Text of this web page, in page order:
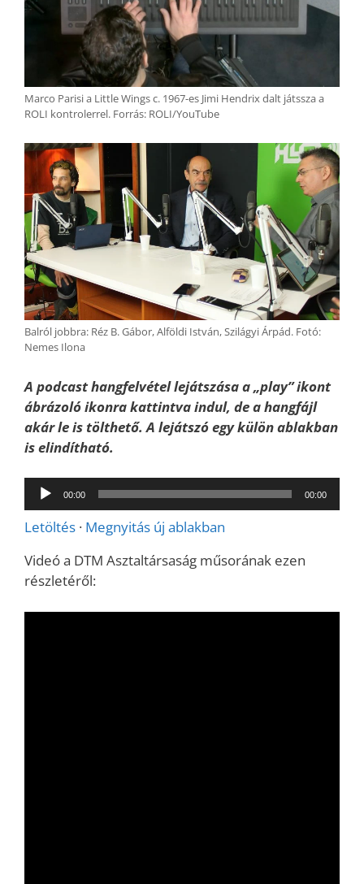
Marco Parisi a Little Wings c. 1967-es Jimi Hendrix dalt játssza a
ROLI kontrolerrel. Forrás: ROLI/YouTube
Balról jobbra: Réz B. Gábor, Alföldi István, Szilágyi Árpád. Fotó:
Nemes Ilona
A podcast hangfelvétel lejátszása a „play” ikont
ábrázoló ikonra kattintva indul, de a hangfájl
akár le is tölthető. A lejátszó egy külön ablakban
is elindítható.
Audió
lejátszó
00:00 00:00
Letöltés · Megnyitás új ablakban
Videó a DTM Asztaltársaság műsorának ezen
részletéről: